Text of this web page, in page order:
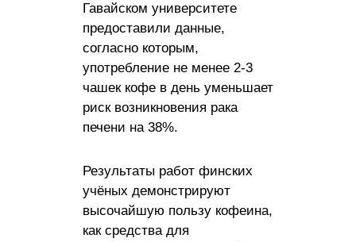
Гавайском университете
предоставили данные,
согласно которым,
употребление не менее 2-3
чашек кофе в день уменьшает
риск возникновения рака
печени на 38%.
Результаты работ финских
учёных демонстрируют
высочайшую пользу кофеина,
как средства для